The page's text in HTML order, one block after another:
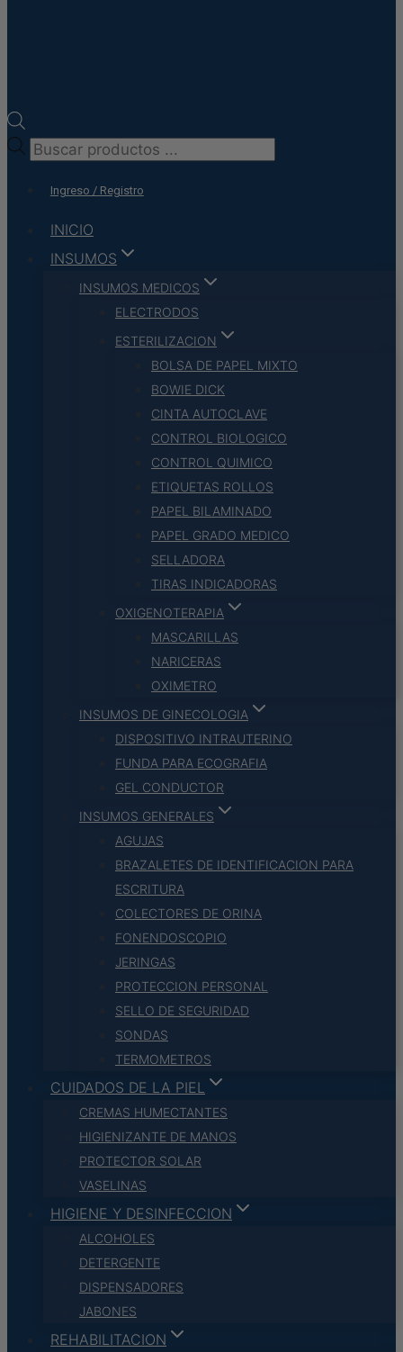
Búsqueda
productos
Ingreso / Registro
INICIO
INSUMOS
INSUMOS MEDICOS
ELECTRODOS
ESTERILIZACION
BOLSA DE PAPEL MIXTO
BOWIE DICK
CINTA AUTOCLAVE
CONTROL BIOLOGICO
CONTROL QUIMICO
ETIQUETAS ROLLOS
PAPEL BILAMINADO
PAPEL GRADO MEDICO
SELLADORA
TIRAS INDICADORAS
OXIGENOTERAPIA
MASCARILLAS
NARICERAS
OXIMETRO
INSUMOS DE GINECOLOGIA
DISPOSITIVO INTRAUTERINO
FUNDA PARA ECOGRAFIA
GEL CONDUCTOR
INSUMOS GENERALES
AGUJAS
BRAZALETES DE IDENTIFICACION PARA
ESCRITURA
COLECTORES DE ORINA
FONENDOSCOPIO
JERINGAS
PROTECCION PERSONAL
SELLO DE SEGURIDAD
SONDAS
TERMOMETROS
CUIDADOS DE LA PIEL
CREMAS HUMECTANTES
HIGIENIZANTE DE MANOS
PROTECTOR SOLAR
VASELINAS
HIGIENE Y DESINFECCION
ALCOHOLES
DETERGENTE
DISPENSADORES
JABONES
REHABILITACION